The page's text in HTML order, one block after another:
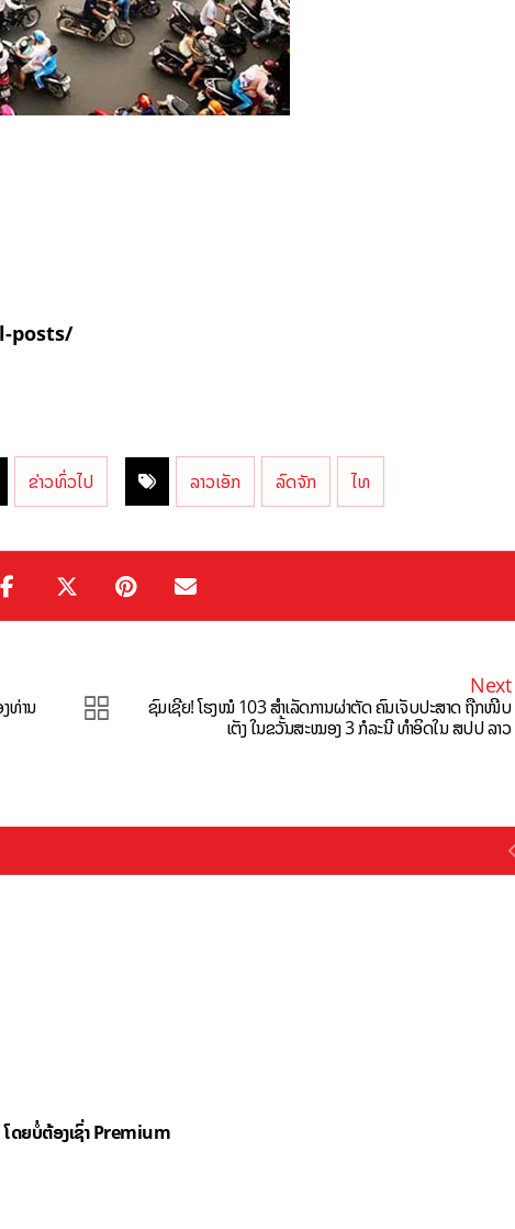
posts/
ຂ່າວທົ່ວໄປ ລາວເອັກ ລົດຈັກ ໄທ
ທ່ານ
Next
ຊົມເຊີຍ! ໂຮງໝໍ 103 ສຳເລັດການຜ່າຕັດ ຄົນເຈັບປະສາດ ຖືກໜີບ
ເຕັງ ໃນຂວັ້ນສະໝອງ 3 ກໍລະນີ ທຳອິດໃນ ສປປ ລາວ
ດຍບໍ່ຕ້ອງເຊົ່າ Premium